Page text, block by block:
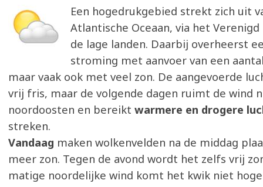
Een hogedrukgebied strekt zich uit
Atlantische Oceaan, via het
de lage landen. Daarbij overheerst
stroming met aanvoer van een
maar vaak ook met veel zon. De aangevoerde
vrij fris, maar de volgende dagen ruimt de wind
noordoosten en bereikt warmere en drogere
streken.
Vandaag maken wolkenvelden na de middag
meer zon. Tegen de avond wordt het zelfs vrij
matige noordelijke wind komt het kwik niet